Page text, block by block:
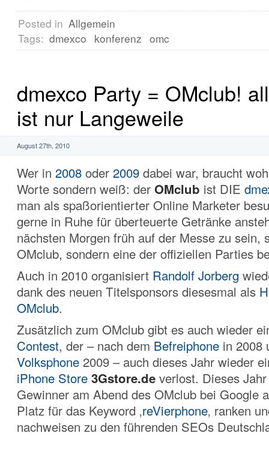
Posted in Allgemein
Tags: dmexco konferenz omc
dmexco Party = OMclub!
ist nur Langeweile
August 27th, 2010
Wer in 2008 oder 2009 dabei war, braucht
Worte sondern weiß: der OMclub ist DIE
man als spaßorientierter Online Marketer
gerne in Ruhe für überteuerte Getränke
nächsten Morgen früh auf der Messe zu sein,
OMclub, sondern eine der offiziellen Parties
Auch in 2010 organisiert Randolf Jorberg
dank des neuen Titelsponsors diesesmal als
OMclub.
Zusätzlich zum OMclub gibt es auch wieder
Contest, der – nach dem Befreiphone in 2008
Volksphone 2009 – auch dieses Jahr wieder
iPhone Store 3Gstore.de verlost. Dieses
Gewinner am Abend des OMclub bei Google
Platz für das Keyword ‚reVierphone‚ ranken
nachweisen zu den führenden SEOs